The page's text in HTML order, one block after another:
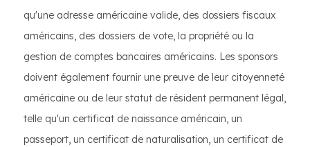
qu'une adresse américaine valide, des dossiers fiscaux
américains, des dossiers de vote, la propriété ou la
gestion de comptes bancaires américains. Les sponsors
doivent également fournir une preuve de leur citoyenneté
américaine ou de leur statut de résident permanent légal,
telle qu'un certificat de naissance américain, un
passeport, un certificat de naturalisation, un certificat de